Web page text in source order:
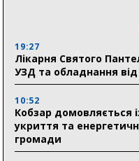
19:27
Лікарня Святого
УЗД та обладнання від
10:52
Кобзар домовляється
укриття та
громади